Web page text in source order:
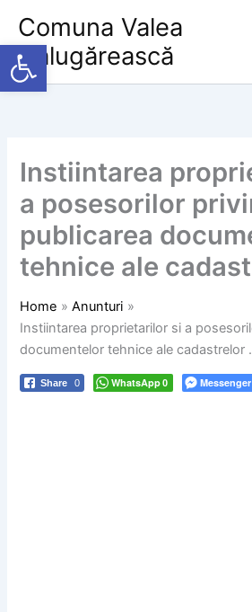
Deschide bara de unelte
content
Comuna Valea
Călugărească
Instiintarea
a posesorilor
publicarea
tehnice ale
Home
Anunturi
Instiintarea proprietarilor si a
documentelor tehnice ale cadastrelor
Share 0 WhatsApp 0 Messenger